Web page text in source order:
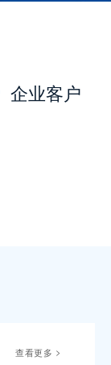
企业客户
查看更多 >